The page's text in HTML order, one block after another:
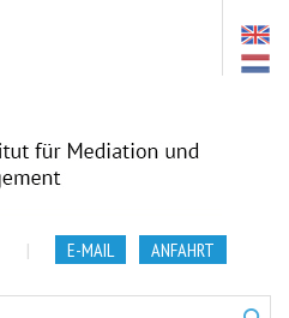
| E-MAIL ANFAHRT